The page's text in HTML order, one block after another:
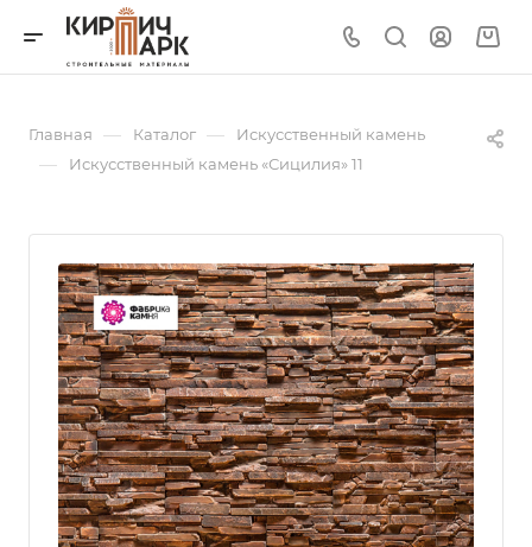
Главная — Каталог — Искусственный камень
— Искусственный камень «Сицилия» 11